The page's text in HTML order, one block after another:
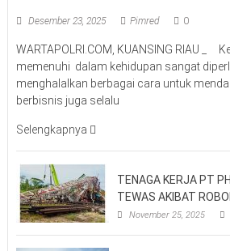
Desember 23, 2025 Pimred 0
WARTAPOLRI.COM, KUANSING RIAU _
memenuhi dalam kehidupan sangat
menghalalkan berbagai cara untuk
berbisnis juga selalu
Selengkapnya
TENAGA KERJA PT
TEWAS AKIBAT
November 25, 2025